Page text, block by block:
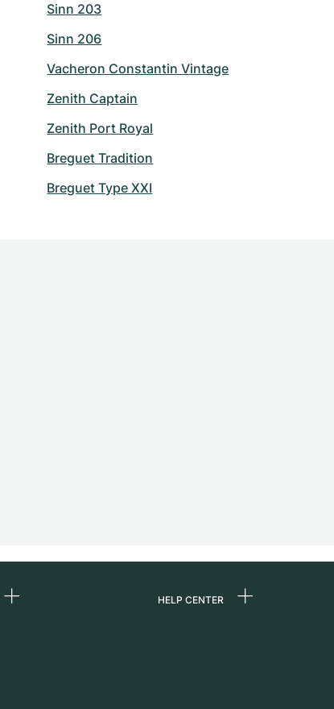
Sinn 203
Sinn 206
Vacheron Constantin Vintage
Zenith Captain
Zenith Port Royal
Breguet Tradition
Breguet Type XXI
HELP CENTER